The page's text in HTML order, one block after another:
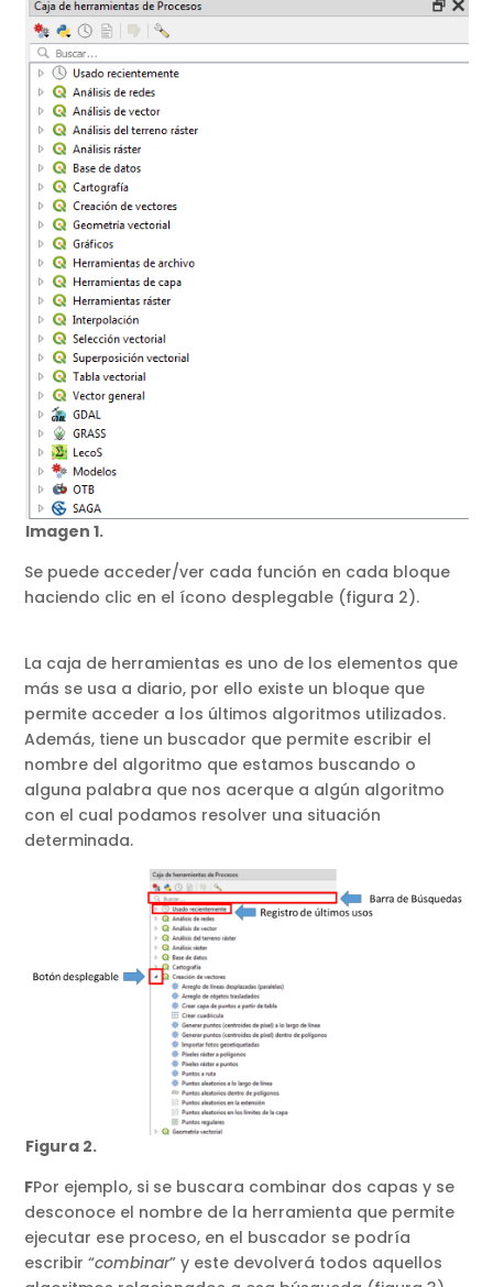
Imagen 1.
Se puede acceder/ver cada función en cada bloque
haciendo clic en el ícono desplegable (figura 2).
La caja de herramientas es uno de los elementos que
más se usa a diario, por ello existe un bloque que
permite acceder a los últimos algoritmos utilizados.
Además, tiene un buscador que permite escribir el
nombre del algoritmo que estamos buscando o
alguna palabra que nos acerque a algún algoritmo
con el cual podamos resolver una situación
determinada.
Figura 2.
FPor ejemplo, si se buscara combinar dos capas y se
desconoce el nombre de la herramienta que permite
ejecutar ese proceso, en el buscador se podría
escribir “combinar” y este devolverá todos aquellos